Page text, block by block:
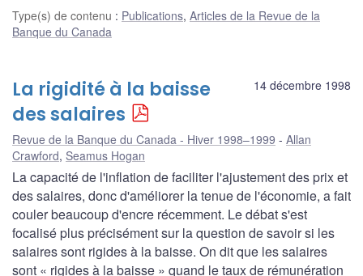
Type(s) de contenu : Publications, Articles de la Revue de la
Banque du Canada
14 décembre 1998
La rigidité à la baisse
des salaires
Revue de la Banque du Canada - Hiver 1998–1999
Allan
Crawford, Seamus Hogan
La capacité de l'inflation de faciliter l'ajustement des prix et
des salaires, donc d'améliorer la tenue de l'économie, a fait
couler beaucoup d'encre récemment. Le débat s'est
focalisé plus précisément sur la question de savoir si les
salaires sont rigides à la baisse. On dit que les salaires
sont « rigides à la baisse » quand le taux de rémunération